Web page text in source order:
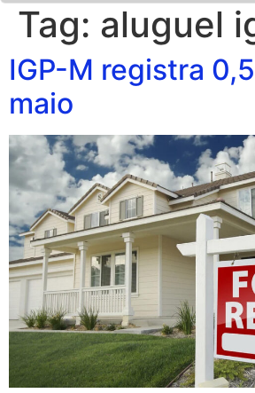
Tag: aluguel
IGP-M registra
maio